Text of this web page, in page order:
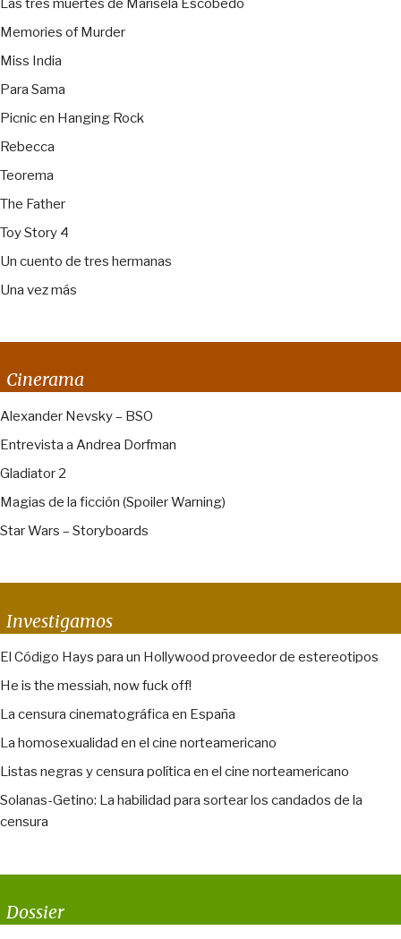
Memories of Murder
Miss India
Para Sama
Picnic en Hanging Rock
Rebecca
Teorema
The Father
Toy Story 4
Un cuento de tres hermanas
Una vez más
Cinerama
Alexander Nevsky – BSO
Entrevista a Andrea Dorfman
Gladiator 2
Magias de la ficción (Spoiler Warning)
Star Wars – Storyboards
Investigamos
El Código Hays para un Hollywood proveedor de estereotipos
He is the messiah, now fuck off!
La censura cinematográfica en España
La homosexualidad en el cine norteamericano
Listas negras y censura política en el cine norteamericano
Solanas-Getino: La habilidad para sortear los candados de la
censura
Dossier